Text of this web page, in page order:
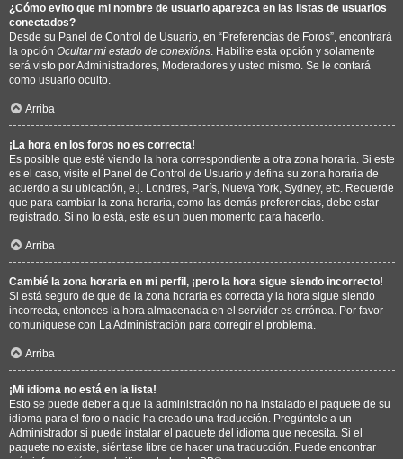
¿Cómo evito que mi nombre de usuario aparezca en las listas de usuarios
conectados?
Desde su Panel de Control de Usuario, en “Preferencias de Foros”, encontrará
la opción Ocultar mi estado de conexións . Habilite esta opción y solamente
será visto por Administradores, Moderadores y usted mismo. Se le contará
como usuario oculto.
Arriba
¡La hora en los foros no es correcta!
Es posible que esté viendo la hora correspondiente a otra zona horaria. Si este
es el caso, visite el Panel de Control de Usuario y defina su zona horaria de
acuerdo a su ubicación, e.j. Londres, París, Nueva York, Sydney, etc. Recuerde
que para cambiar la zona horaria, como las demás preferencias, debe estar
registrado. Si no lo está, este es un buen momento para hacerlo.
Arriba
Cambié la zona horaria en mi perfil, ¡pero la hora sigue siendo incorrecto!
Si está seguro de que de la zona horaria es correcta y la hora sigue siendo
incorrecta, entonces la hora almacenada en el servidor es errónea. Por favor
comuníquese con La Administración para corregir el problema.
Arriba
¡Mi idioma no está en la lista!
Esto se puede deber a que la administración no ha instalado el paquete de su
idioma para el foro o nadie ha creado una traducción. Pregúntele a un
Administrador si puede instalar el paquete del idioma que necesita. Si el
paquete no existe, siéntase libre de hacer una traducción. Puede encontrar